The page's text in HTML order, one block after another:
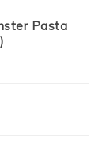
Pasta